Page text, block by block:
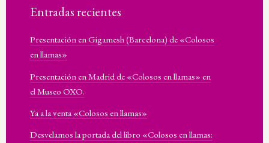
Entradas recientes
Presentación en Gigamesh (Barcelona) de «Colosos
en llamas»
Presentación en Madrid de «Colosos en llamas» en
el Museo OXO.
Ya a la venta «Colosos en llamas»
Desvelamos la portada del libro «Colosos en llamas: